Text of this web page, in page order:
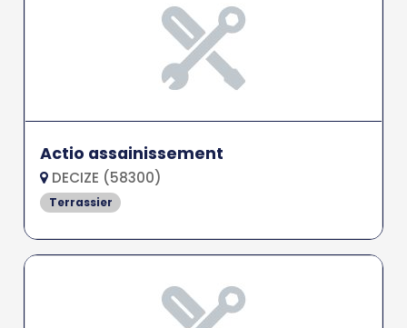
Actio assainissement
DECIZE (58300)
Terrassier